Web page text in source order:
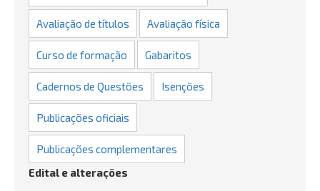
Avaliação de títulos Avaliação física
Curso de formação Gabaritos
Cadernos de Questões Isenções
Publicações oficiais
Publicações complementares
Edital e alterações